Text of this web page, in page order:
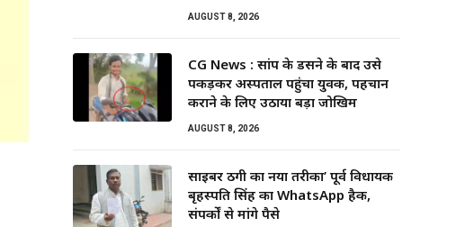
AUGUST 8, 2026
CG News : सांप के डसने के बाद उसे
पकड़कर अस्पताल पहुंचा युवक, पहचान
कराने के लिए उठाया बड़ा जोखिम
AUGUST 8, 2026
साइबर ठगी का नया तरीका’ पूर्व विधायक
बृहस्पति सिंह का WhatsApp हैक,
संपर्कों से मांगे पैसे